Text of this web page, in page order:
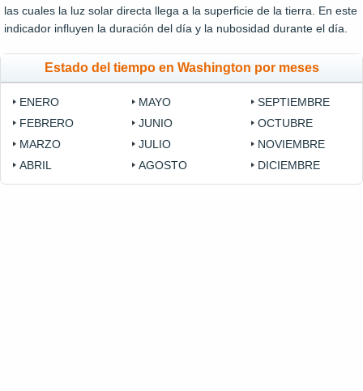
las cuales la luz solar directa llega a la superficie de la tierra. En este
indicador influyen la duración del día y la nubosidad durante el día.
Estado del tiempo en Washington por meses
ENERO
FEBRERO
MARZO
ABRIL
MAYO
JUNIO
JULIO
AGOSTO
SEPTIEMBRE
OCTUBRE
NOVIEMBRE
DICIEMBRE